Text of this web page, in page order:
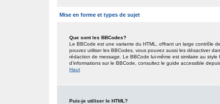
Mise en forme et types de sujet
Que sont les BBCodes?
Le BBCode est une variante du HTML, offrant un large contrôle
pouvez utiliser les BBCodes, vous pouvez aussi les désactiver
rédaction de message. Le BBCode lui-même est similaire au
d’informations sur le BBCode, consultez le guide accessible
Haut
Puis-je utiliser le HTML?